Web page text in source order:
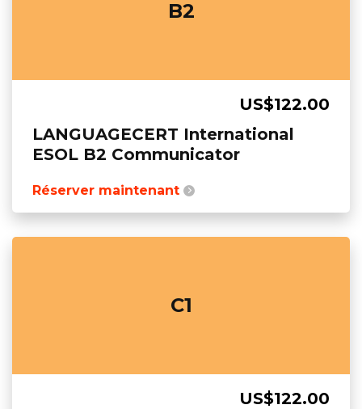
B2
US$122.00
LANGUAGECERT International
ESOL B2 Communicator
Réserver maintenant
C1
US$122.00